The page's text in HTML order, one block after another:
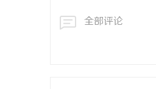
全部评论